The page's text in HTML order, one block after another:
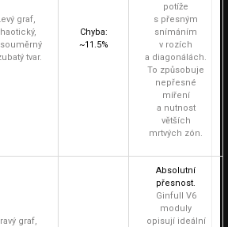
graf,
tvar.
Chyba:
~11.5%
potíže
s přesným
snímáním
v rozích
a diagonálách.
To způsobuje
nepřesné
míření
a nutnost
větších
mrtvých zón.
graf,
Absolutní
přesnost.
Ginfull V6
moduly
opisují ideální